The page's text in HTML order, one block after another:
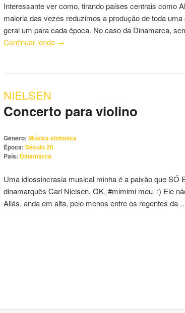
Interessante ver como, tirando países centrais como
maioria das vezes reduzimos a produção de toda
geral um para cada época. No caso da Dinamarca,
Continuar lendo →
NIELSEN
Concerto para violino
Gênero: Música sinfônica
Época: Século 20
País: Dinamarca
Uma idiossincrasia musical minha é a paixão que SÓ
dinamarquês Carl Nielsen. OK, #mimimi meu. :) Ele
Aliás, anda em alta, pelo menos entre os regentes da